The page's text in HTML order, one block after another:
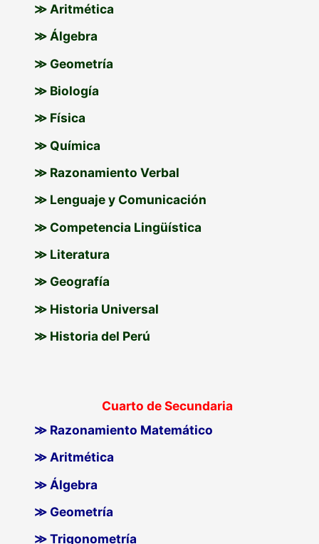
≫ Aritmética
≫ Álgebra
≫ Geometría
≫ Biología
≫ Física
≫ Química
≫ Razonamiento Verbal
≫ Lenguaje y Comunicación
≫ Competencia Lingüística
≫ Literatura
≫ Geografía
≫ Historia Universal
≫ Historia del Perú
Cuarto de Secundaria
≫ Razonamiento Matemático
≫ Aritmética
≫ Álgebra
≫ Geometría
≫ Trigonometría